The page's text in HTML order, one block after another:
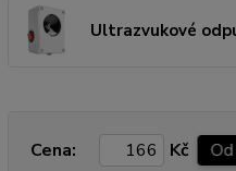
Ultrazvukové
Cena: Kč Od